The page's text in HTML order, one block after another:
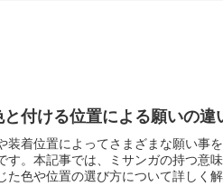
と付ける位置による願いの違
装着位置によってさまざまな願い事
す。本記事では、ミサンガの持つ意
た色や位置の選び方について詳しく